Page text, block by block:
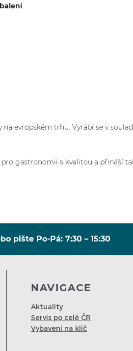
evropském trhu. Vyrábí se v
pro gastronomii s kvalitou a přináší
pište Po-Pá: 7:30 – 15:30
NAVIGACE
Aktuality
Servis po celé ČR
Vybavení na klíč